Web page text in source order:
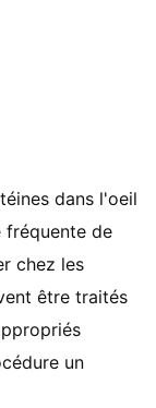
dans l'oeil
fréquente de
chez les
être traités
un